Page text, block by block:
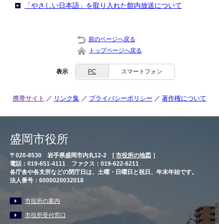
「やさしい日本語」を取り入れた館内放送について
前のページへ戻る
トップページへ戻る
表示 PC スマートフォン
携帯サイト リンク集 プライバシーポリシー 著作権について
盛岡市役所
〒020-8530 岩手県盛岡市内丸12-2 [ 市役所の地図 ］
電話：019-651-4111 ファクス：019-622-6211
各庁舎や各支所などの閉庁日は、土曜・日曜日と祝日、年末年始です。
法人番号：6000020032018
市役所の案内
市役所受付窓口